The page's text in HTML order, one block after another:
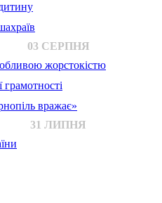
03 СЕРПНЯ
жорстокістю
вражає»
31 ЛИПНЯ